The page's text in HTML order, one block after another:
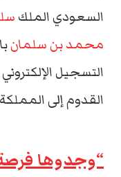
السعودي الملك
محمد بن سلمان
التسجيل
القدوم إلى
“وجدوها